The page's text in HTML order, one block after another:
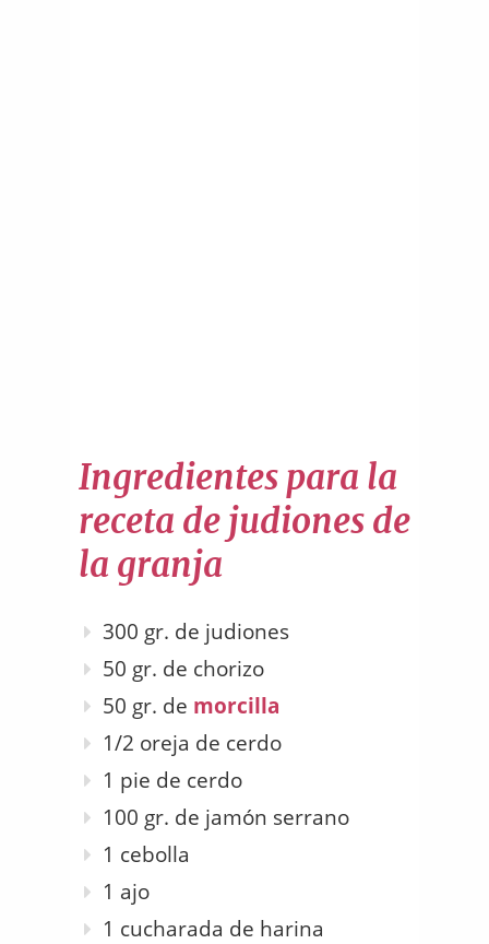
Ingredientes para la
receta de judiones de
la granja
300 gr. de judiones
50 gr. de chorizo
50 gr. de morcilla
1/2 oreja de cerdo
1 pie de cerdo
100 gr. de jamón serrano
1 cebolla
1 ajo
1 cucharada de harina